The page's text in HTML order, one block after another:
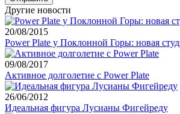
Другие новости
20/08/2015
Power Plate у Поклонной Горы: новая
09/08/2017
Активное долголетие с Power Plate
26/06/2012
Идеальная фигура Лусианы Фигейреду